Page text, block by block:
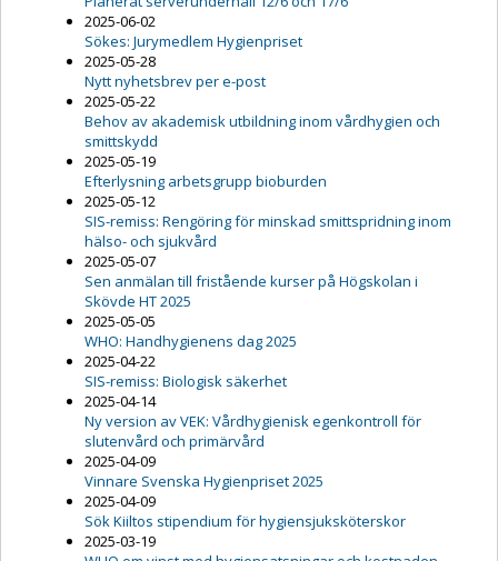
2025-06-02
Sökes: Jurymedlem Hygienpriset
2025-05-28
Nytt nyhetsbrev per e-post
2025-05-22
Behov av akademisk utbildning inom vårdhygien och
smittskydd
2025-05-19
Efterlysning arbetsgrupp bioburden
2025-05-12
SIS-remiss: Rengöring för minskad smittspridning inom
hälso- och sjukvård
2025-05-07
Sen anmälan till fristående kurser på Högskolan i
Skövde HT 2025
2025-05-05
WHO: Handhygienens dag 2025
2025-04-22
SIS-remiss: Biologisk säkerhet
2025-04-14
Ny version av VEK: Vårdhygienisk egenkontroll för
slutenvård och primärvård
2025-04-09
Vinnare Svenska Hygienpriset 2025
2025-04-09
Sök Kiiltos stipendium för hygiensjuksköterskor
2025-03-19